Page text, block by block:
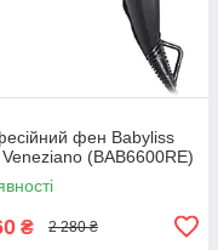
фен Babyliss
(BAB6600RE)
₴ 2 280 ₴